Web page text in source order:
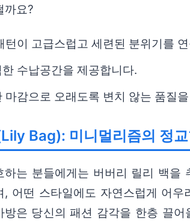
까요?
턴이 고급스럽고 세련된 분위기를
수납공간을 제공합니다.
마감으로 오래도록 변치 않는 품질
Bag): 미니멀리즘의 정
는 분들에게는 버버리 릴리 백을
어떤 스타일에도 자연스럽게 어우
은 당신의 패션 감각을 한층 끌어